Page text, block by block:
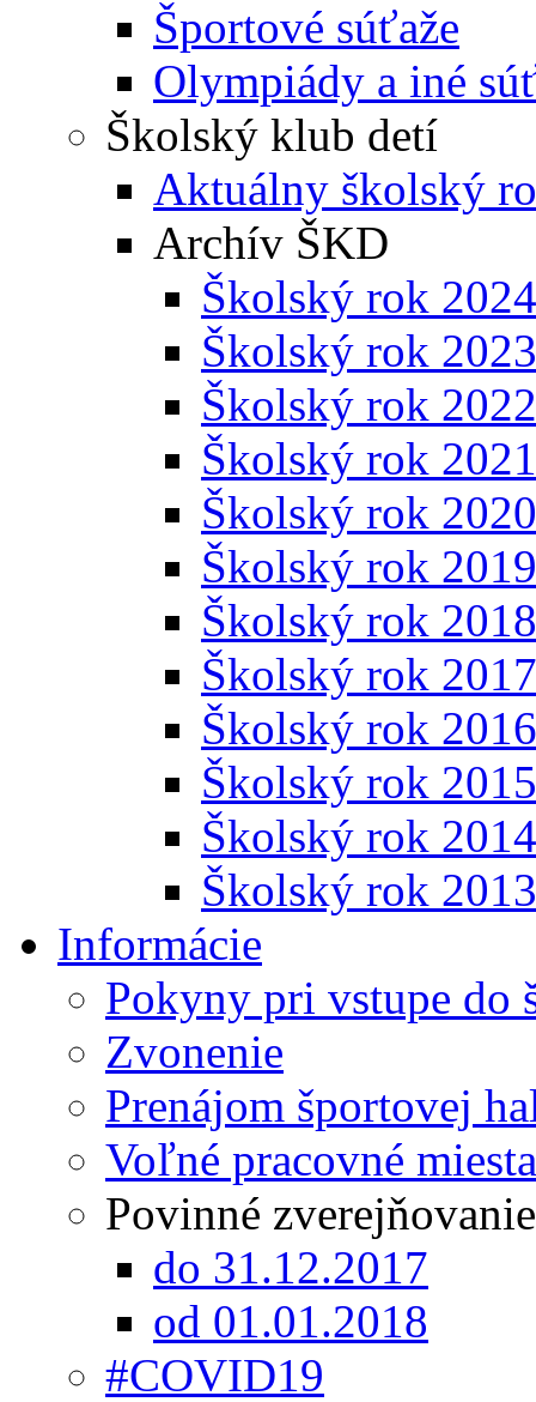
Športové súťaže
Olympiády a iné
Školský klub detí
Aktuálny školský
Archív ŠKD
Školský rok
Školský rok
Školský rok
Školský rok
Školský rok
Školský rok
Školský rok
Školský rok
Školský rok
Školský rok
Školský rok
Školský rok
Informácie
Pokyny pri vstupe do
Zvonenie
Prenájom športovej
Voľné pracovné miesta
Povinné zverejňovanie
do 31.12.2017
od 01.01.2018
#COVID19